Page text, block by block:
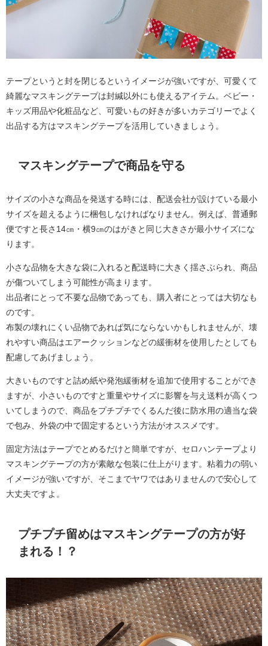
テープというと封を閉じるというイメージが強いですが、可愛くて
綺麗なマスキングテープは封緘以外にも使えるアイテム。ベビー・
キッズ用品や化粧品など、可愛いもの好きが多いカテゴリーでよく
出品する方はマスキングテープを活用していきましょう。
マスキングテープで商品を守る
サイズの小さな商品を発送する時には、配送会社が設けている最小
サイズを超えるように梱包しなければなりません。例えば、普通郵
便ですと長さ14㎝・横9㎝のはがきと同じ大きさが最小サイズにな
ります。
小さな品物を大きな袋に入れると配送時に大きく揺さぶられ、商品
が傷ついてしまう可能性が高まります。
出品者にとって不要な品物であっても、購入者にとっては大切なも
のです。
布製の壊れにくい品物であれば気にならないかもしれませんが、壊
れやすい商品はエアークッションなどの緩衝材を使用したとしても
配慮してあげましょう。
大きいものですと詰め紙や発泡緩衝材を追加で使用することができ
ますが、小さいものですと重量やサイズに影響を与え送料が高くつ
いてしまうので、商品をプチプチでくるんだ後に防水用の適当な袋
で包み、外袋の中で固定するという方法がオススメです。
固定方法はテープでとめるだけと簡単ですが、セロハンテープより
マスキングテープの方が素敵な包装に仕上がります。粘着力の弱い
イメージが強いですが、そこまでヤワではありませんので安心して
大丈夫ですよ。
プチプチ留めはマスキングテープの方が好
まれる！？